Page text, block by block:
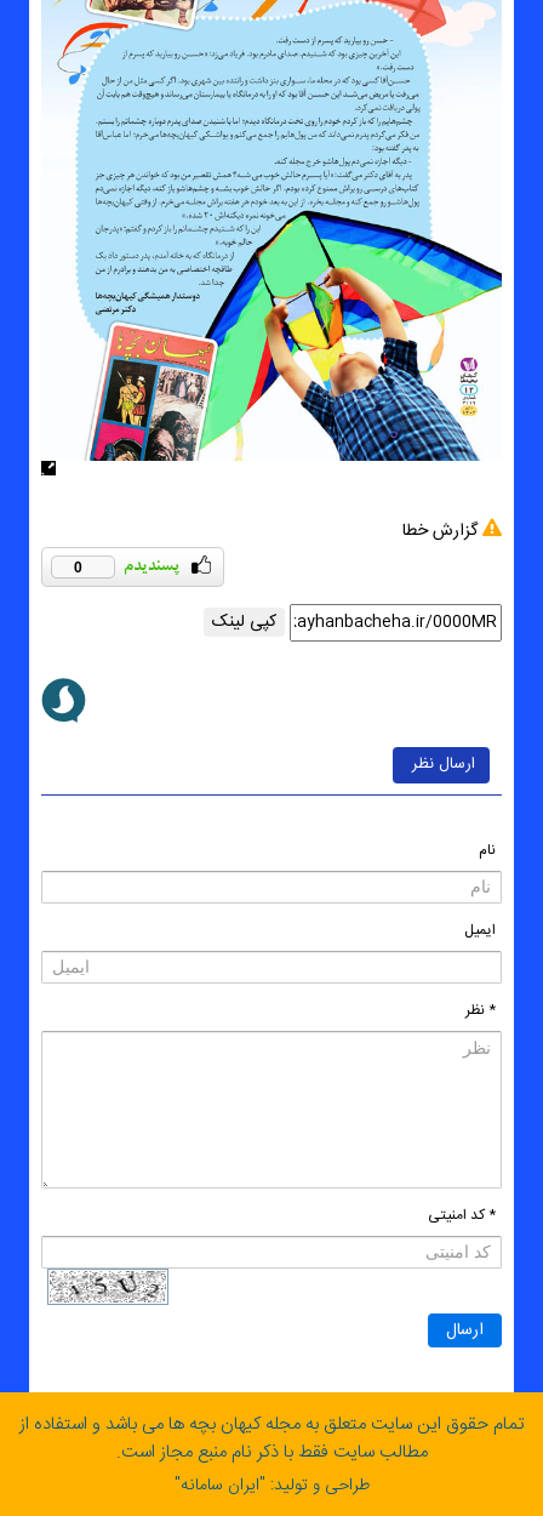
گزارش خطا
0
کپی لینک
ارسال نظر
نام
ایمیل
* نظر
* کد امنیتی
تمام حقوق این سایت متعلق به مجله کیهان بچه ها می باشد و استفاده از
مطالب سایت فقط با ذکر نام منبع مجاز است.
طراحی و تولید: "ایران سامانه"